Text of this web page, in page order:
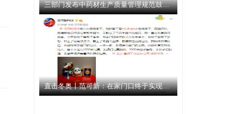
三部门发布中药材生产质量管理规范鼓励企业开展选育
直击冬奥丨范可新：在家门口终于实现了梦想 我始终相信队伍